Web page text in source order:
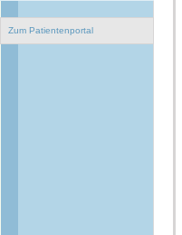
Zum Patientenportal